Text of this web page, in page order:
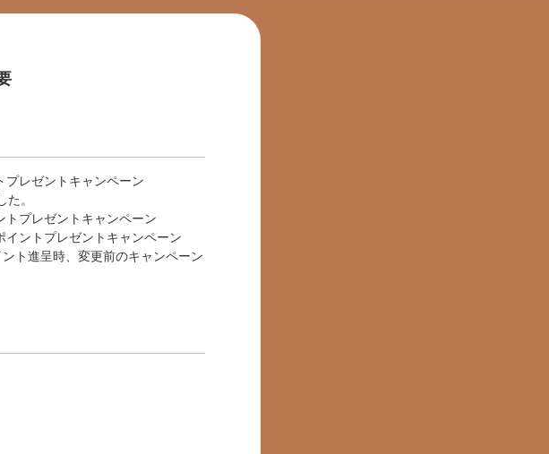
プレゼントキャンペーン
。
トプレゼントキャンペーン
ントプレゼントキャンペーン
ト進呈時、変更前のキャンペーン